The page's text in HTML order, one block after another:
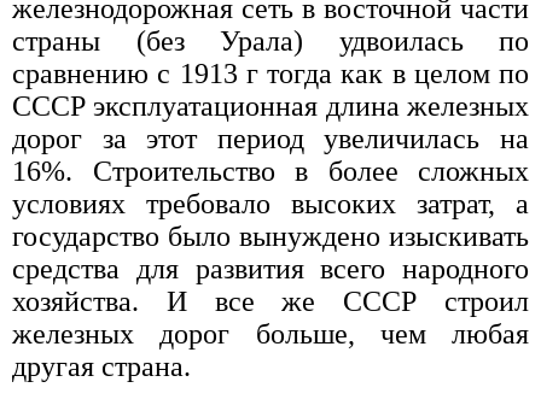
железнодорожная сеть в восточной части
страны (без Урала) удвоилась по
сравнению с 1913 г тогда как в целом по
СССР эксплуатационная длина железных
дорог за этот период увеличилась на
16%. Строительство в более сложных
условиях требовало высоких затрат, а
государство было вынуждено изыскивать
средства для развития всего народного
хозяйства. И все же СССР строил
железных дорог больше, чем любая
другая страна.